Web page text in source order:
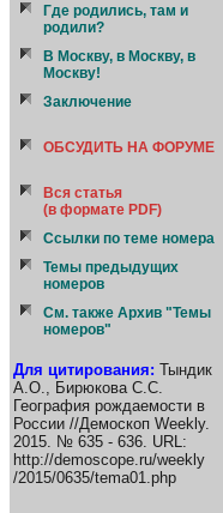
Где родились, там и
родили?
В Москву, в Москву, в
Москву!
Заключение
ОБСУДИТЬ НА ФОРУМЕ
Вся статья
(в формате PDF)
Ссылки по теме номера
Темы предыдущих
номеров
См. также Архив "Темы
номеров"
Для цитирования: Тындик
А.О., Бирюкова С.С.
География рождаемости в
России //Демоскоп Weekly.
2015. № 635 - 636. URL:
http://demoscope.ru/weekly
/2015/0635/tema01.php